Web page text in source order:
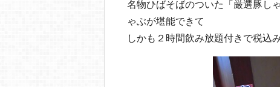
名物ひばそばのついた「厳選豚し
ゃぶが堪能できて
しかも２時間飲み放題付きで税込